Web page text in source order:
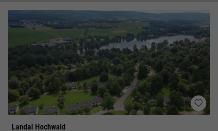
Landal Hochwald